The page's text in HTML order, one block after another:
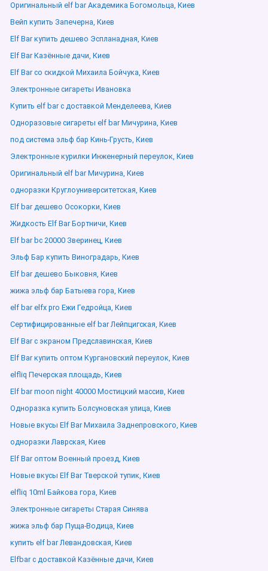
Оригинальный elf bar Академика Богомольца, Киев
Вейп купить Запечерна, Киев
Elf Bar купить дешево Эспланадная, Киев
Elf Bar Казённые дачи, Киев
Elf Bar со скидкой Михаила Бойчука, Киев
Электронные сигареты Ивановка
Купить elf bar с доставкой Менделеева, Киев
Одноразовые сигареты elf bar Мичурина, Киев
под система эльф бар Кинь-Грусть, Киев
Электронные курилки Инженерный переулок, Киев
Оригинальный elf bar Мичурина, Киев
одноразки Круглоуниверситетская, Киев
Elf bar дешево Осокорки, Киев
Жидкость Elf Bar Бортничи, Киев
Elf bar bc 20000 Зверинец, Киев
Эльф Бар купить Виноградарь, Киев
Elf bar дешево Быковня, Киев
жижа эльф бар Батыева гора, Киев
elf bar elfx pro Ежи Гедройца, Киев
Сертифицированные elf bar Лейпцигская, Киев
Elf Bar с экраном Предславинская, Киев
Elf Bar купить оптом Кургановский переулок, Киев
elfliq Печерская площадь, Киев
Elf bar moon night 40000 Мостицкий массив, Киев
Одноразка купить Болсуновская улица, Киев
Новые вкусы Elf Bar Михаила Заднепровского, Киев
одноразки Лаврская, Киев
Elf Bar оптом Военный проезд, Киев
Новые вкусы Elf Bar Тверской тупик, Киев
elfliq 10ml Байкова гора, Киев
Электронные сигареты Старая Синява
жижа эльф бар Пуща-Водица, Киев
купить elf bar Левандовская, Киев
Elfbar с доставкой Казённые дачи, Киев